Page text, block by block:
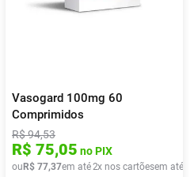
x de R$ 35,10
Vasogard 100mg 60
Comprimidos
R$94,53
R$ 75,05 no PIX
ou R$ 77,37em até2x nos cartõesem até